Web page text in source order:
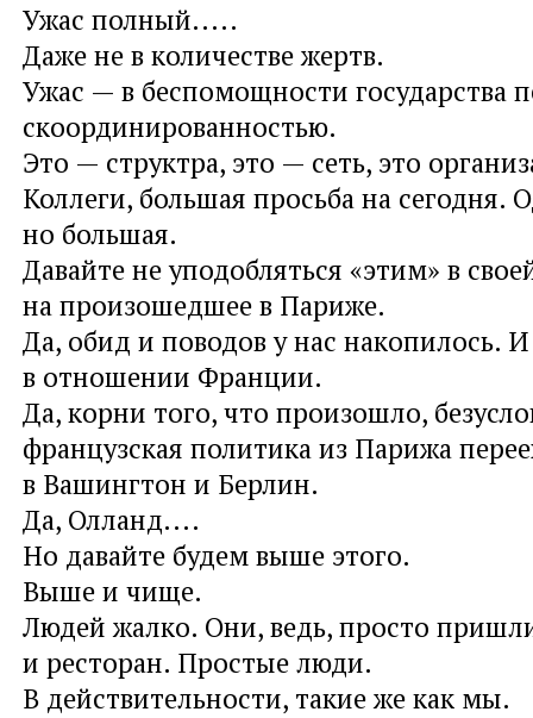
Ужас полный.....
Даже не в количестве жертв.
Ужас — в беспомощности государства
скоординированностью.
Это — структра, это — сеть, это
Коллеги, большая просьба на сегодня.
но большая.
Давайте не уподобляться «этим» в
на произошедшее в Париже.
Да, обид и поводов у нас накопилось.
в отношении Франции.
Да, корни того, что произошло,
французская политика из Парижа
в Вашингтон и Берлин.
Да, Олланд....
Но давайте будем выше этого.
Выше и чище.
Людей жалко. Они, ведь, просто
и ресторан. Простые люди.
В действительности, такие же как мы.